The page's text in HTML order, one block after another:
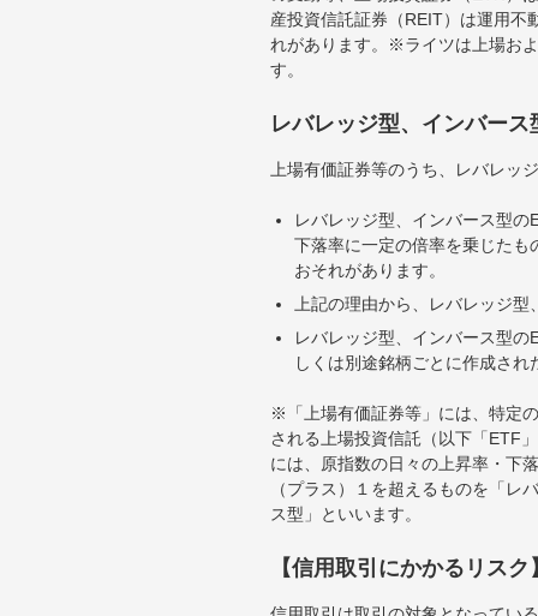
産投資信託証券（REIT）は運用不
れがあります。※ライツは上場お
す。
レバレッジ型、インバー
上場有価証券等のうち、レバレッ
レバレッジ型、インバース型
下落率に一定の倍率を乗じた
おそれがあります。
上記の理由から、レバレッジ
レバレッジ型、インバース型
しくは別途銘柄ごとに作成さ
※「上場有価証券等」には、特定
される上場投資信託（以下「ETF
には、原指数の日々の上昇率・下
（プラス）１を超えるものを「
ス型」といいます。
【信用取引にかかるリスク